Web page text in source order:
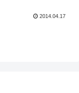
2014.04.17